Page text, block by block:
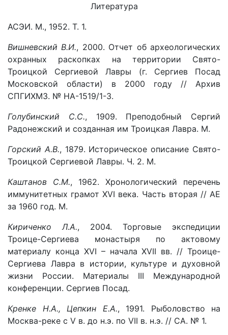
Литература
АСЭИ. М., 1952. Т. 1.
Вишневский В.И., 2000. Отчет об археологических
охранных раскопках на территории Свято-
Троицкой Сергиевой Лавры (г. Сергиев Посад
Московской области) в 2000 году // Архив
СПГИХМЗ. № НА-1519/1-3.
Голубинский С.С., 1909. Преподобный Сергий
Радонежский и созданная им Троицкая Лавра. М.
Горский А.В., 1879. Историческое описание Свято-
Троицкой Сергиевой Лавры. Ч. 2. М.
Каштанов С.М., 1962. Хронологический перечень
иммунитетных грамот XVI века. Часть вторая // АЕ
за 1960 год. М.
Кириченко Л.А., 2004. Торговые экспедиции
Троице-Сергиева монастыря по актовому
материалу конца XVI – начала XVII вв. // Троице-
Сергиева Лавра в истории, культуре и духовной
жизни России. Материалы III Международной
конференции. Сергиев Посад.
Кренке Н.А., Цепкин Е.А., 1991. Рыболовство на
Москва-реке с V в. до н.э. по VII в. н.э. // СА. № 1.